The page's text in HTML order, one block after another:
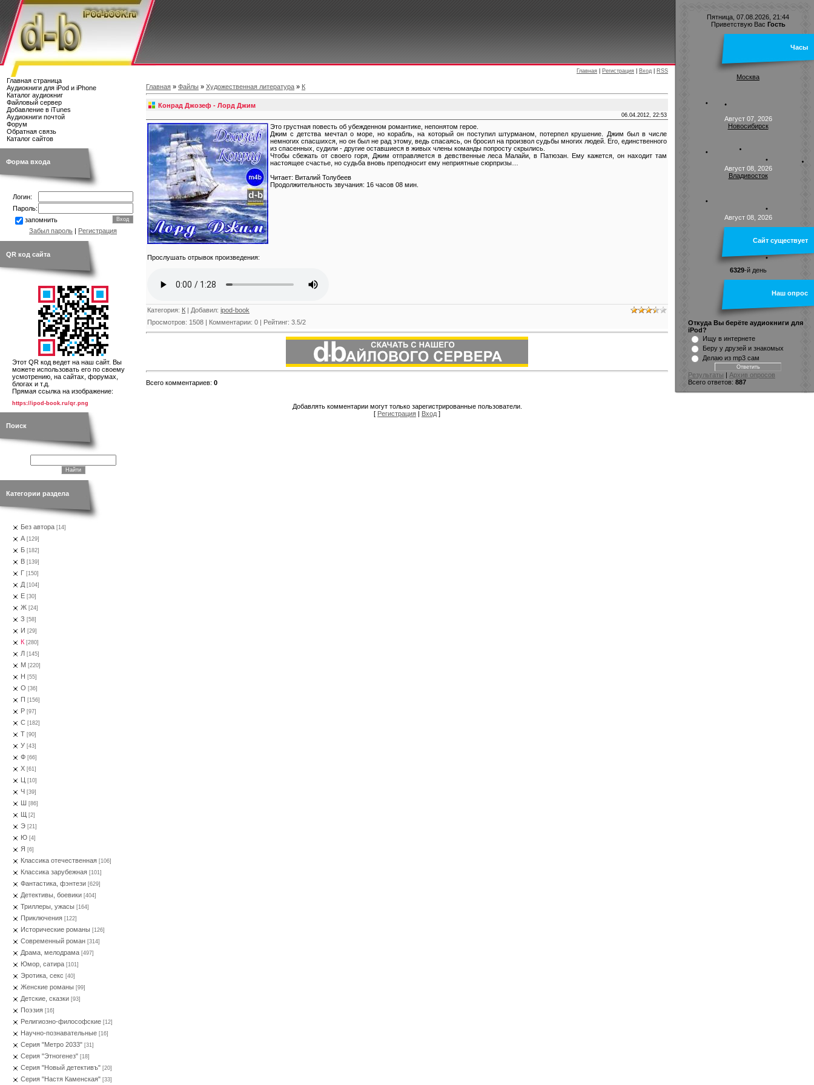
Главная Регистрация Вход RSS
Главная страница
Аудиокниги для iPod и iPhone
Каталог аудиокниг
Файловый сервер
Добавление в iTunes
Аудиокниги почтой
Форум
Обратная связь
Каталог сайтов
Форма входа
Логин:
Пароль:
запомнить
Забыл пароль | Регистрация
QR код сайта
Этот QR код ведет на наш сайт. Вы
можете использовать его по своему
усмотрению, на сайтах, форумах,
блогах и т.д.
Прямая ссылка на изображение:
https://ipod-book.ru/qr.png
Поиск
Категории раздела
Без автора [14]
А [129]
Б [182]
В [139]
Г [150]
Д [104]
Е [30]
Ж [24]
З [58]
И [29]
К [280]
Л [145]
М [220]
Н [55]
О [36]
П [156]
Р [97]
С [182]
Т [90]
У [43]
Ф [66]
Х [61]
Ц [10]
Ч [39]
Ш [86]
Щ [2]
Э [21]
Ю [4]
Я [6]
Классика отечественная [106]
Классика зарубежная [101]
Фантастика, фэнтези [629]
Детективы, боевики [404]
Триллеры, ужасы [164]
Приключения [122]
Исторические романы [126]
Современный роман [314]
Драма, мелодрама [497]
Юмор, сатира [101]
Эротика, секс [40]
Женские романы [99]
Детские, сказки [93]
Поэзия [16]
Религиозно-философские [12]
Научно-познавательные [16]
Серия "Метро 2033" [31]
Серия "Этногенез" [18]
Серия "Новый детективъ" [20]
Серия "Настя Каменская" [33]
Главная » Файлы » Художественная литература » К
Конрад Джозеф - Лорд Джим
06.04.2012, 22:53
Это грустная повесть об убежденном романтике, непонятом герое.
Джим с детства мечтал о море, но корабль, на который он поступил штурманом, потерпел крушение. Джим был в числе
немногих спасшихся, но он был не рад этому, ведь спасаясь, он бросил на произвол судьбы многих людей. Его, единственного
из спасенных, судили - другие оставшиеся в живых члены команды попросту скрылись.
Чтобы сбежать от своего горя, Джим отправляется в девственные леса Малайи, в Патюзан. Ему кажется, он находит там
настоящее счастье, но судьба вновь преподносит ему неприятные сюрпризы…
Читает: Виталий Толубеев
Продолжительность звучания: 16 часов 08 мин.
Прослушать отрывок произведения:
Категория: К | Добавил: ipod-book
Просмотров: 1508 | Комментарии: 0 | Рейтинг: 3.5/2
Всего комментариев: 0
Добавлять комментарии могут только зарегистрированные пользователи.
[ Регистрация | Вход ]
Пятница, 07.08.2026, 21:44
Приветствую Вас Гость
Часы
Москва
Август 07, 2026
Новосибирск
Август 08, 2026
Владивосток
Август 08, 2026
Сайт существует
6329-й день
Наш опрос
Откуда Вы берёте аудиокниги для
iPod?
Ищу в интернете
Беру у друзей и знакомых
Делаю из mp3 сам
Результаты | Архив опросов
Всего ответов: 887